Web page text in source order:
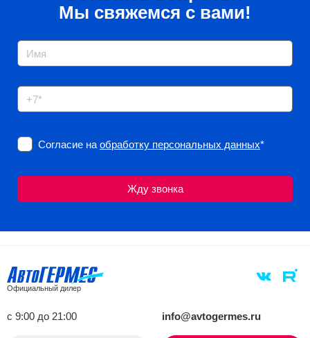
Мы свяжемся с вами!
Согласие на обработку персональных данных*
Официальный дилер
с 9:00 до 21:00 info@avtogermes.ru